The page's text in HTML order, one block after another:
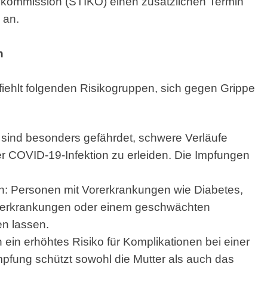
an.
folgenden Risikogruppen, sich gegen Grippe
besonders gefährdet, schwere Verläufe
COVID-19-Infektion zu erleiden. Die Impfungen
Personen mit Vorerkrankungen wie Diabetes,
oder einem geschwächten
lassen.
erhöhtes Risiko für Komplikationen bei einer
schützt sowohl die Mutter als auch das